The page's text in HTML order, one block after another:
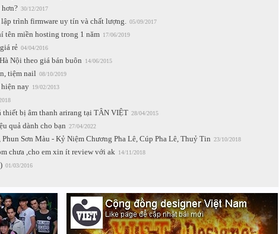
30/12/2017
trình firmware uy tín và chất lượng. 05/09/2017
tên miền hosting trong 1 năm 17/06/2019
rẻ 04/04/2016
Nội theo giá bán buôn 14/06/2015
tiệm nail 08/10/2019
nay 19/02/2013
bị âm thanh arirang tại TÂN VIỆT 28/04/2015
quả dành cho bạn 27/04/2022
Sơn Màu - Kỷ Niệm Chương Pha Lê, Cúp Pha Lê, Thuỷ Tin 23/10/2018
chưa ,cho em xin ít review với ak 14/11/2018
01/03/2016